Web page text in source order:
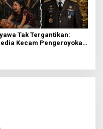
Tak Tergantikan:
Kecam Pengeroyokan